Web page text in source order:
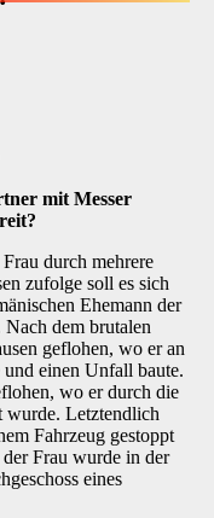
mit Messer
durch mehrere
zufolge soll es sich
Ehemann der
dem brutalen
geflohen, wo er an
einen Unfall baute.
wo er durch die
wurde. Letztendlich
Fahrzeug gestoppt
Frau wurde in der
eines